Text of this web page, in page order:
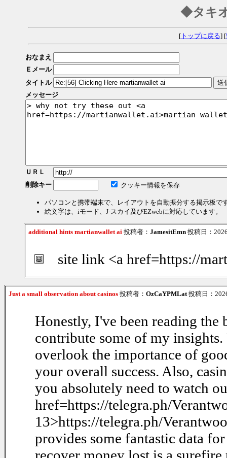
◆タキ
[トップに戻る] [
おなまえ
Ｅメール
タイトル
メッセージ
ＵＲＬ
削除キー
クッキー情報を保存
パソコンと携帯端末で、レイアウトを自動振分する掲示板で
絵文字は、iモード、J-スカイ及びEZwebに対応しています。
additional hints martianwallet ai 投稿者： JamesitEmn 投稿日：
site link <a href=https://
Just a small observation about casinos 投稿者： OzCaYPMLat投稿日：
Honestly, I've been reading
contribute some of my
overlook the importance of
your overall success. Also,
you absolutely need to watch
href=https://telegra.ph/
13>https://telegra.ph/
provides some fantastic data